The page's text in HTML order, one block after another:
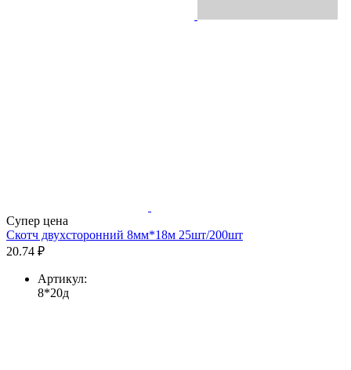
Супер цена
Скотч двухсторонний 8мм*18м 25шт/200шт
20.74 ₽
Артикул:
8*20д